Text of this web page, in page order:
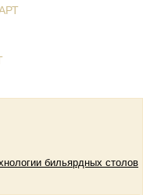
бильярдных столов